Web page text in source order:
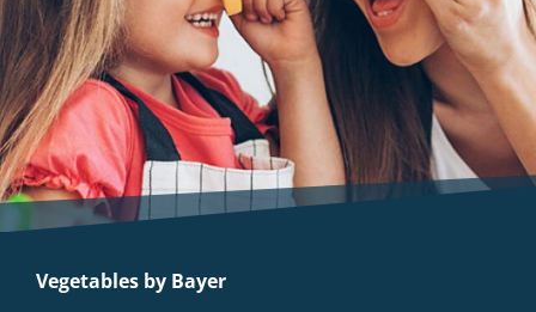
Vegetables by Bayer